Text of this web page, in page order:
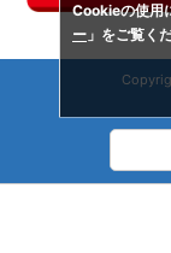
Cookieの使用
ー 」をご覧く